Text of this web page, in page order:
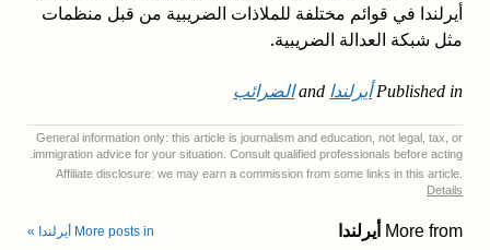
أيرلندا في قوائم مختلفة للملاذات الضريبية من قبل منظمات
مثل شبكة العدالة الضريبية.
Published in أيرلندا الضرائب
General information only: this article is journalism and education, not legal, tax, or
immigration advice for your situation. Consult qualified professionals before acting.
Affiliate disclosure: we may earn a commission from some links in this article.
Details
More from أيرلندا More posts in أيرلندا »